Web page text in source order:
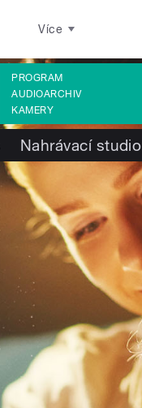
Více
PROGRAM
AUDIOARCHIV
KAMERY
Nahrávací studio